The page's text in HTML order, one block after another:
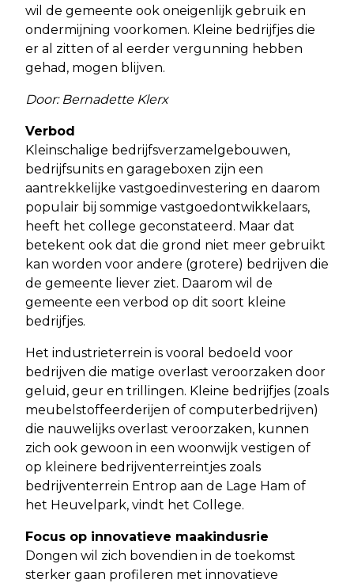
wil de gemeente ook oneigenlijk gebruik en
ondermijning voorkomen. Kleine bedrijfjes die
er al zitten of al eerder vergunning hebben
gehad, mogen blijven.
Door: Bernadette Klerx
Verbod
Kleinschalige bedrijfsverzamelgebouwen,
bedrijfsunits en garageboxen zijn een
aantrekkelijke vastgoedinvestering en daarom
populair bij sommige vastgoedontwikkelaars,
heeft het college geconstateerd. Maar dat
betekent ook dat die grond niet meer gebruikt
kan worden voor andere (grotere) bedrijven die
de gemeente liever ziet. Daarom wil de
gemeente een verbod op dit soort kleine
bedrijfjes.
Het industrieterrein is vooral bedoeld voor
bedrijven die matige overlast veroorzaken door
geluid, geur en trillingen. Kleine bedrijfjes (zoals
meubelstoffeerderijen of computerbedrijven)
die nauwelijks overlast veroorzaken, kunnen
zich ook gewoon in een woonwijk vestigen of
op kleinere bedrijventerreintjes zoals
bedrijventerrein Entrop aan de Lage Ham of
het Heuvelpark, vindt het College.
Focus op innovatieve maakindusrie
Dongen wil zich bovendien in de toekomst
sterker gaan profileren met innovatieve